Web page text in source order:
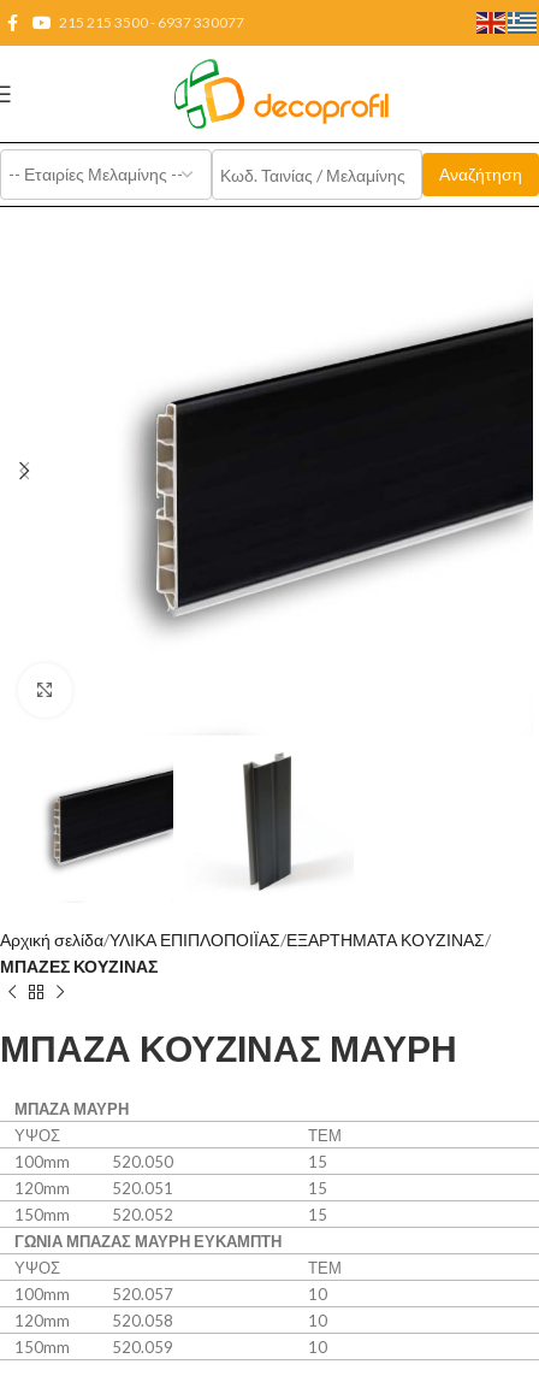
215 215 3500 - 6937 330077
Αρχική σελίδα ΥΛΙΚΑ ΕΠΙΠΛΟΠΟΙΪΑΣ ΕΞΑΡΤΗΜΑΤΑ ΚΟΥΖΙΝΑΣ
ΜΠΑΖΕΣ ΚΟΥΖΙΝΑΣ
ΜΠΑΖΑ ΚΟΥΖΙΝΑΣ ΜΑΥΡΗ
ΜΠΑΖΑ ΜΑΥΡΗ
ΥΨΟΣ
ΤΕΜ
100mm
520.050
15
1 20mm 520.051
15
1 50mm 520.052
15
ΓΩΝΙΑ ΜΠΑΖΑΣ ΜΑΥΡΗ ΕΥΚΑΜΠΤΗ
ΥΨΟΣ
ΤΕΜ
100mm
520.057 1 0
1 20mm 520.058 1 0
1 50mm 520.059 1 0